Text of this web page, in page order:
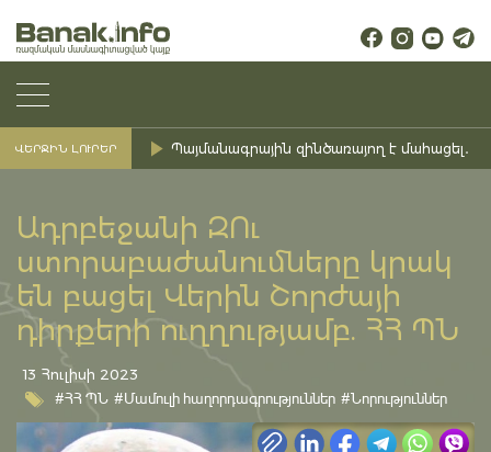
ՎԵՐՋԻՆ ԼՈՒՐԵՐ Պայմանագրային զինծառայող է մահացել․
Ադրբեջանի ԶՈւ
ստորաբաժանումները կրակ
են բացել Վերին Շորժայի
դիրքերի ուղղությամբ. ՀՀ ՊՆ
13 Հուլիսի 2023
#ՀՀ ՊՆ #Մամուլի հաղորդագրություններ #Նորություններ